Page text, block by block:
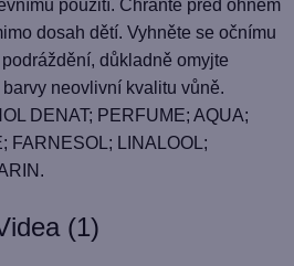
použití. Chraňte před ohněm
dosah dětí. Vyhněte se očnímu
důkladně omyjte
neovlivní kvalitu vůně.
DENAT; PERFUME; AQUA;
FARNESOL; LINALOOL;
(1)